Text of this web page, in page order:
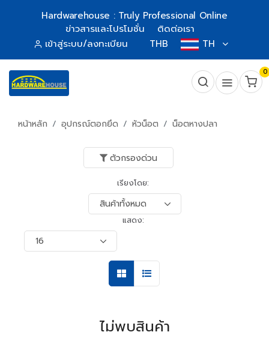
Hardwarehouse : Truly Professional Online
ข่าวสารและโปรโมชั่น
ติดต่อเรา
เข้าสู่ระบบ/ลงทะเบียน
THB TH
0
หน้าหลัก อุปกรณ์ตอกยึด หัวน็อต น็อตหางปลา
ตัวกรองด่วน
เรียงโดย:
แสดง:
ไม่พบสินค้า